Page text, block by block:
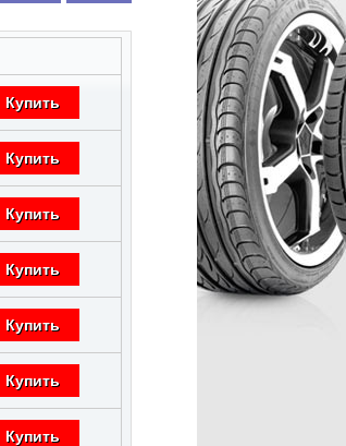
Купить
Купить
Купить
Купить
Купить
Купить
Купить